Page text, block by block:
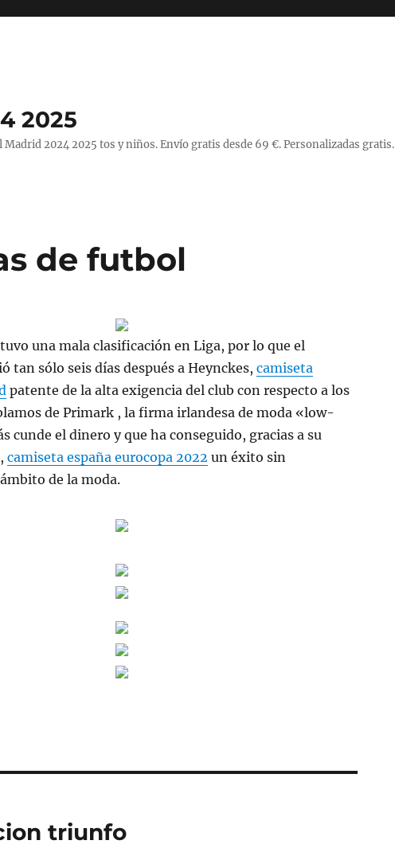
2025
2024 2025 tos y niños. Envío gratis desde 69 €. Personalizadas gratis.
de futbol
una mala clasificación en Liga, por lo que el
tan sólo seis días después a Heynckes, camiseta
patente de la alta exigencia del club con respecto a los
de Primark , la firma irlandesa de moda «low-
cunde el dinero y que ha conseguido, gracias a su
camiseta españa eurocopa 2022 un éxito sin
de la moda.
triunfo